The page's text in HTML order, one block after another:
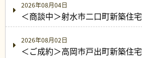
2026年08月04日
＜商談中＞射水市二口町新築住宅
2026年08月02日
＜ご成約＞高岡市戸出町新築住宅